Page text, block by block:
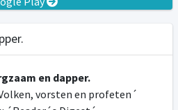
en dapper.
vorsten en profeten´